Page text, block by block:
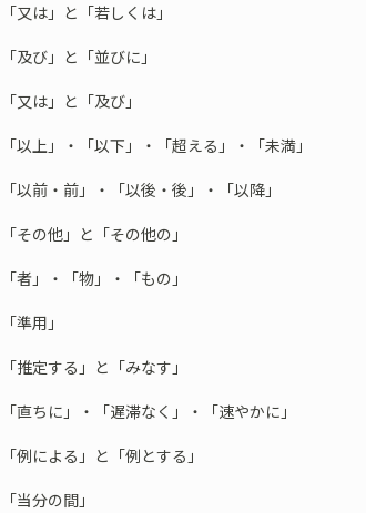
「又は」と「若しくは」
「及び」と「並びに」
「又は」と「及び」
「以上」・「以下」・「超える」・「未満」
「以前・前」・「以後・後」・「以降」
「その他」と「その他の」
「者」・「物」・「もの」
「準用」
「推定する」と「みなす」
「直ちに」・「遅滞なく」・「速やかに」
「例による」と「例とする」
「当分の間」